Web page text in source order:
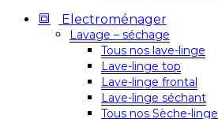
Electroménager
Lavage – séchage
Tous nos lave-linge
Lave-linge top
Lave-linge frontal
Lave-linge séchant
Tous nos Sèche-linge